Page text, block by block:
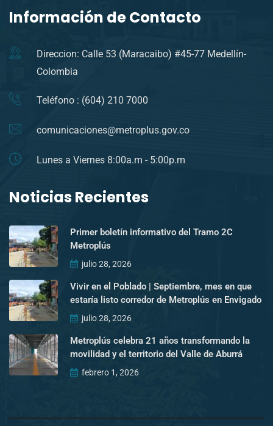
Información de Contacto
Direccion: Calle 53 (Maracaibo) #45-77 Medellín-
Colombia
Teléfono : (604) 210 7000
comunicaciones@metroplus.gov.co
Lunes a Viernes 8:00a.m - 5:00p.m
Noticias Recientes
Primer boletín informativo del Tramo 2C
Metroplús
julio 28, 2026
Vivir en el Poblado | Septiembre, mes en que
estaría listo corredor de Metroplús en Envigado
julio 28, 2026
Metroplús celebra 21 años transformando la
movilidad y el territorio del Valle de Aburrá
febrero 1, 2026